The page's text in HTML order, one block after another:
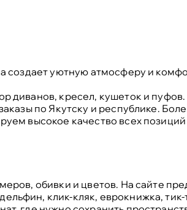
создает уютную атмосферу и
диванов, кресел, кушеток и
по Якутску и республике.
высокое качество всех позиций
обивки и цветов. На сайте
клик-кляк, еврокнижка, тик-